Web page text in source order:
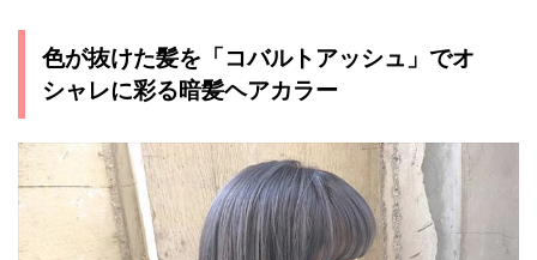
色が抜けた髪を「コバルトアッシュ」でオ
シャレに彩る暗髪ヘアカラー